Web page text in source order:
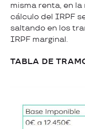
misma renta, en
cálculo del IRPF
saltando en los
IRPF marginal.
TABLA DE